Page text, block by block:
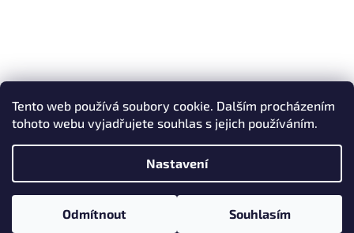
Tento web používá soubory cookie. Dalším procházením
tohoto webu vyjadřujete souhlas s jejich používáním.
Nastavení
Odmítnout Souhlasím
Sledovat na Instagramu
Facebook
Vytvořil Shoptet Copyright 2026
. Všechna práva vyhrazena.
Upravit nastavení cookies